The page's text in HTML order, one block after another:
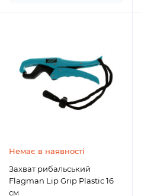
Немає в наявності
Захват рибальський
Flagman Lip Grip Plastic 16
см